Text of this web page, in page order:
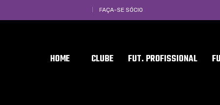
FAÇA-SE SÓCIO
HOME CLUBE FUT. PROFISSIONAL